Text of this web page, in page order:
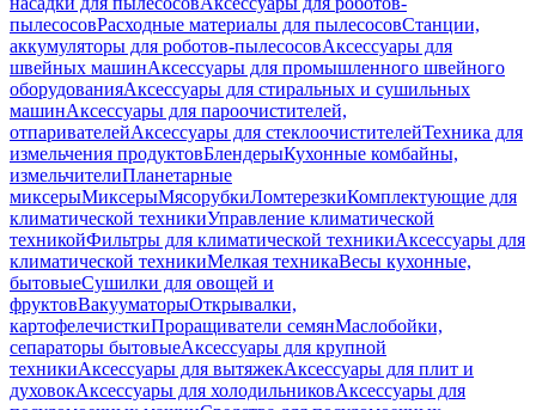
пылесосовРасходные материалы для пылесосовСтанции,
аккумуляторы для роботов-пылесосовАксессуары для
швейных машинАксессуары для промышленного швейного
оборудованияАксессуары для стиральных и сушильных
машинАксессуары для пароочистителей,
отпаривателейАксессуары для стеклоочистителейТехника для
измельчения продуктовБлендерыКухонные комбайны,
измельчителиПланетарные
миксерыМиксерыМясорубкиЛомтерезкиКомплектующие для
климатической техникиУправление климатической
техникойФильтры для климатической техникиАксессуары для
климатической техникиМелкая техникаВесы кухонные,
бытовыеСушилки для овощей и
фруктовВакууматорыОткрывалки,
картофелечисткиПроращиватели семянМаслобойки,
сепараторы бытовыеАксессуары для крупной
техникиАксессуары для вытяжекАксессуары для плит и
духовокАксессуары для холодильниковАксессуары для